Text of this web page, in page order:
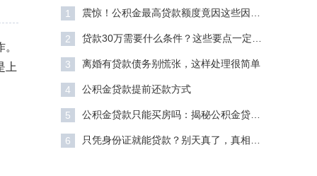
上
1
2
3 离婚有贷款债务别慌张，这样处理很简单
4 公积金贷款提前还款方式
5
6